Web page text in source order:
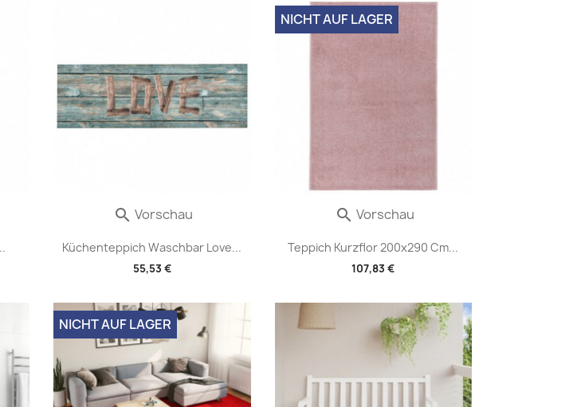
Küchenteppich Waschbar Love...
55,53 €
 Vorschau
Teppich Kurzflor 200x290 Cm...
107,83 €
NICHT AUF LAGER
 Vorschau
NICHT AUF LAGER